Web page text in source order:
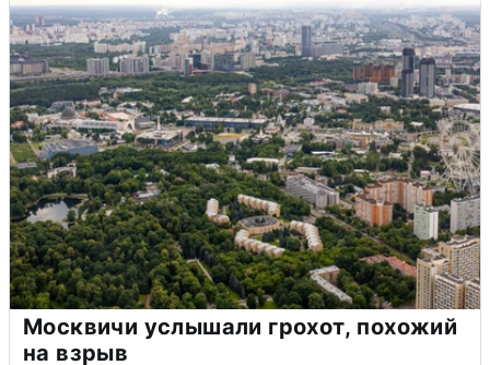
Москвичи услышали грохот, похожий
на взрыв